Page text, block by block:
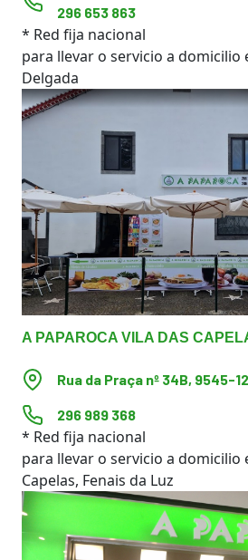
296 653 863
* Red fija nacional
para llevar o servicio a domicilio
Delgada
A PAPAROCA VILA DAS
Rua da Praça nº 34B, 9545-
296 989 368
* Red fija nacional
para llevar o servicio a domicilio
Capelas, Fenais da Luz